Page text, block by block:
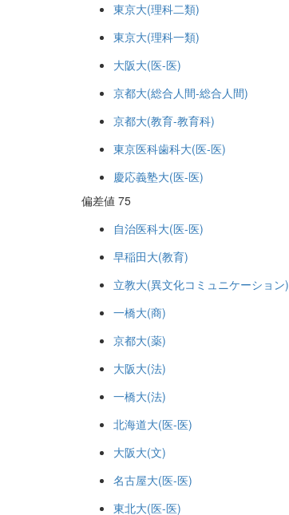
東京大(理科二類)
東京大(理科一類)
大阪大(医-医)
京都大(総合人間-総合人間)
京都大(教育-教育科)
東京医科歯科大(医-医)
慶応義塾大(医-医)
偏差値 75
自治医科大(医-医)
早稲田大(教育)
立教大(異文化コミュニケーション)
一橋大(商)
京都大(薬)
大阪大(法)
一橋大(法)
北海道大(医-医)
大阪大(文)
名古屋大(医-医)
東北大(医-医)